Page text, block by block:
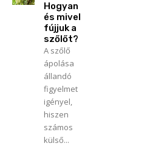
Hogyan
és mivel
fújjuk a
szőlőt?
A szőlő
ápolása
állandó
figyelmet
igényel,
hiszen
számos
külső...